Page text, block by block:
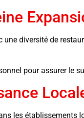
diversité de
pour assurer le
les